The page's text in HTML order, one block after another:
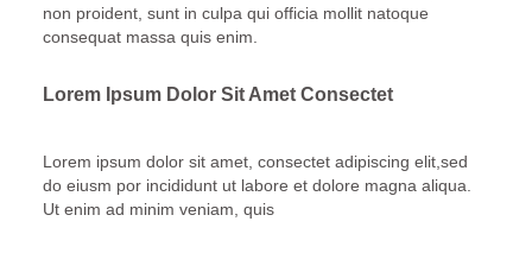
non proident, sunt in culpa qui officia mollit natoque
consequat massa quis enim.
Lorem Ipsum Dolor Sit Amet Consectet
Lorem ipsum dolor sit amet, consectet adipiscing elit,sed
do eiusm por incididunt ut labore et dolore magna aliqua.
Ut enim ad minim veniam, quis